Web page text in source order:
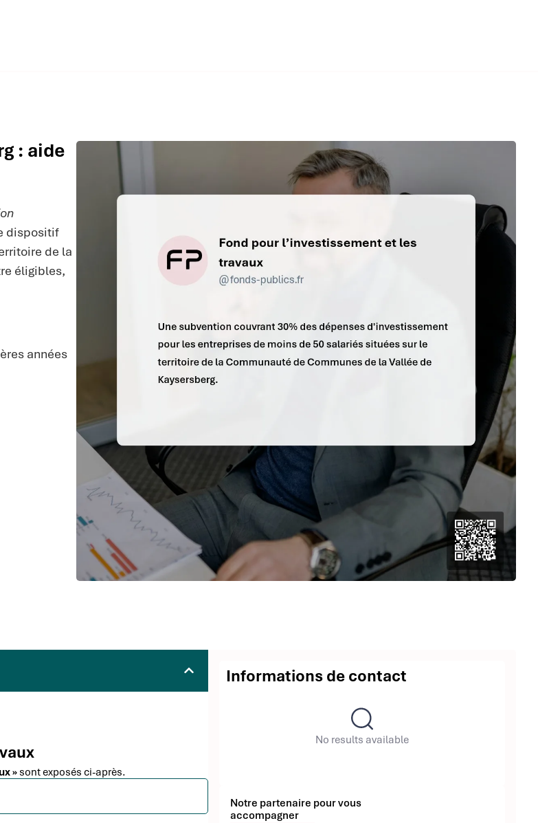
: aide
dispositif
de la
éligibles,
années
»sont exposés ci-après.
Informations de contact
No results available
Notre partenaire pour vous
accompagner